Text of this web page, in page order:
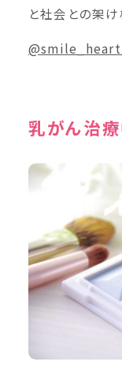
と社会との架け
乳がん治